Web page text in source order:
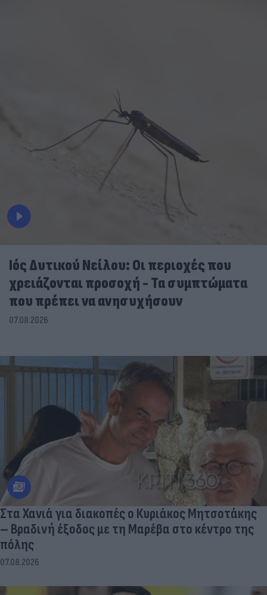
Ιός Δυτικού Νείλου: Οι περιοχές που
χρειάζονται προσοχή - Τα συμπτώματα
που πρέπει να ανησυχήσουν
07.08.2026
Στα Χανιά για διακοπές ο Κυριάκος Μητσοτάκης
– Βραδινή έξοδος με τη Μαρέβα στο κέντρο της
πόλης
07.08.2026